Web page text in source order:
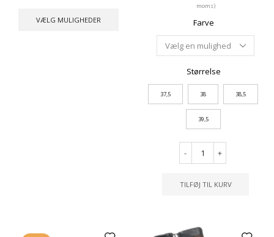
VÆLG MULIGHEDER
moms)
Farve
Størrelse
37,5 38 38,5
39,5
- +
TILFØJ TIL KURV